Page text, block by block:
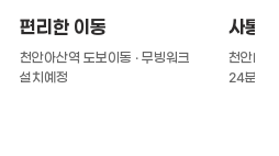
편리한 이동
천안아산역 도보이동 · 무빙워크
설치예정
사통
천안IC(
24분